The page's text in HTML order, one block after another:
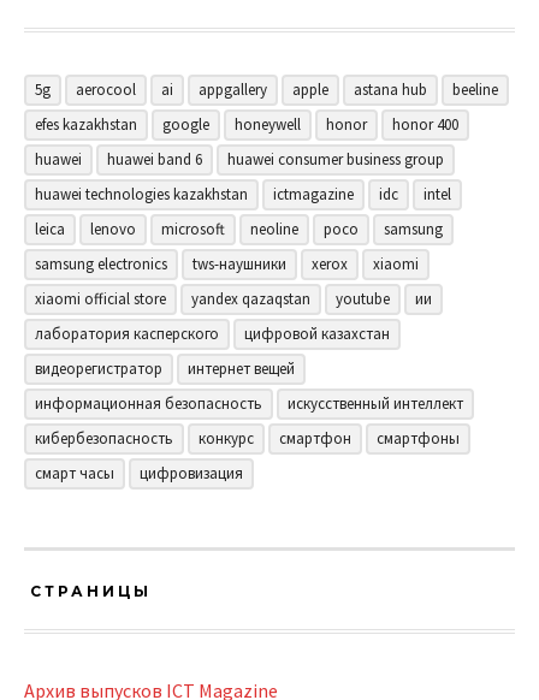
5g aerocool ai appgallery apple astana hub
beeline
efes kazakhstan
google honeywell honor
honor 400
huawei
huawei band 6
huawei consumer business group
huawei technologies kazakhstan
ictmagazine idc
intel
leica
lenovo microsoft neoline poco
samsung
samsung electronics
tws-наушники xerox
xiaomi
xiaomi official store
yandex qazaqstan youtube
ии
лаборатория касперского
цифровой казахстан
видеорегистратор
интернет вещей
информационная безопасность
искусственный интеллект
кибербезопасность
конкурс смартфон
смартфоны
смарт часы
цифровизация
СТРАНИЦЫ
Архив выпусков ICT Magazine